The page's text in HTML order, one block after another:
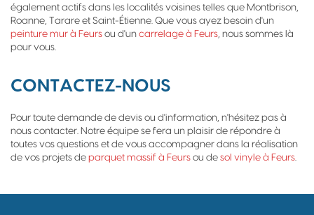
également actifs dans les localités voisines telles que Montbrison,
Roanne, Tarare et Saint-Étienne. Que vous ayez besoin d'un
peinture mur à Feurs ou d'un carrelage à Feurs, nous sommes là
pour vous.
CONTACTEZ-NOUS
Pour toute demande de devis ou d'information, n'hésitez pas à
nous contacter. Notre équipe se fera un plaisir de répondre à
toutes vos questions et de vous accompagner dans la réalisation
de vos projets de parquet massif à Feurs ou de sol vinyle à Feurs.